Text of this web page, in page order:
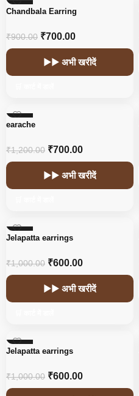
-22%
Chandbala Earring
₹900.00 ₹700.00
▶▶ अभी खरीदें
earache
₹1,200.00 ₹700.00
▶▶ अभी खरीदें
-40%
Jelapatta earrings
₹1,000.00 ₹600.00
▶▶ अभी खरीदें
-40%
Jelapatta earrings
₹1,000.00 ₹600.00